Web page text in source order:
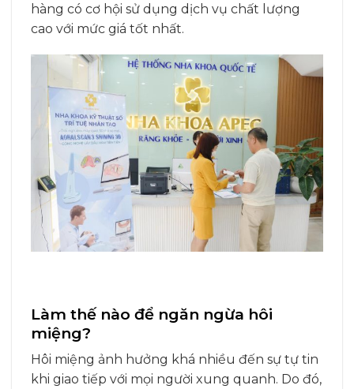
hàng có cơ hội sử dụng dịch vụ chất lượng
cao với mức giá tốt nhất.
Làm thế nào để ngăn ngừa hôi
miệng?
Hôi miệng ảnh hưởng khá nhiều đến sự tự tin
khi giao tiếp với mọi người xung quanh. Do đó,